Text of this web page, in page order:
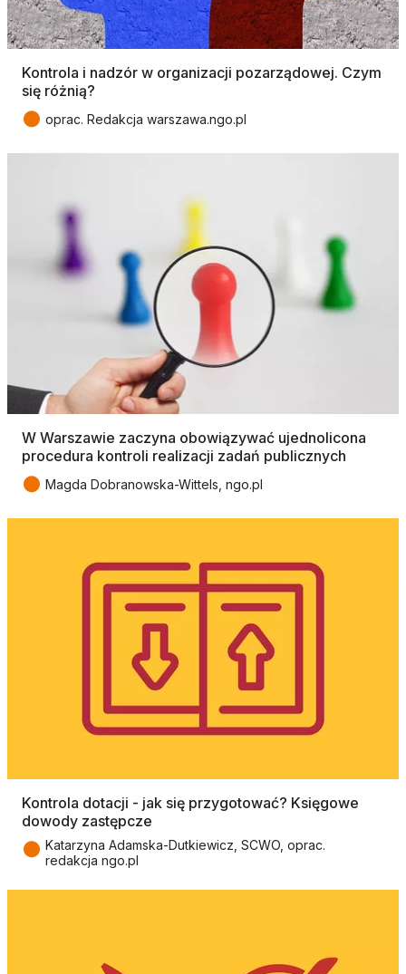
Kontrola i nadzór w organizacji pozarządowej. Czym
się różnią?
● oprac. Redakcja warszawa.ngo.pl
W Warszawie zaczyna obowiązywać ujednolicona
procedura kontroli realizacji zadań publicznych
● Magda Dobranowska-Wittels, ngo.pl
Kontrola dotacji - jak się przygotować? Księgowe
dowody zastępcze
● Katarzyna Adamska-Dutkiewicz, SCWO, oprac.
redakcja ngo.pl